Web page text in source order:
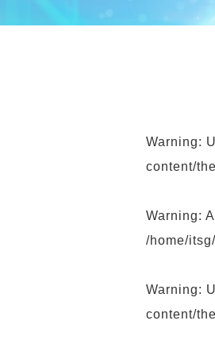
Warning:
content/
Warning:
/home/
Warning:
content/